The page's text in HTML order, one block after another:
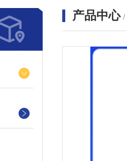
产品中心 /